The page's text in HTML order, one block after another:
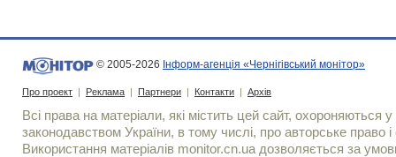
© 2005-2026 Інформ-агенція «Чернігівський монітор»
Про проект | Реклама | Партнери | Контакти | Архів
Всі права на матеріали, які містить цей сайт, охороняються у
законодавством України, в тому числі, про авторське право і
Використання матерiалiв monitor.cn.ua дозволяється за